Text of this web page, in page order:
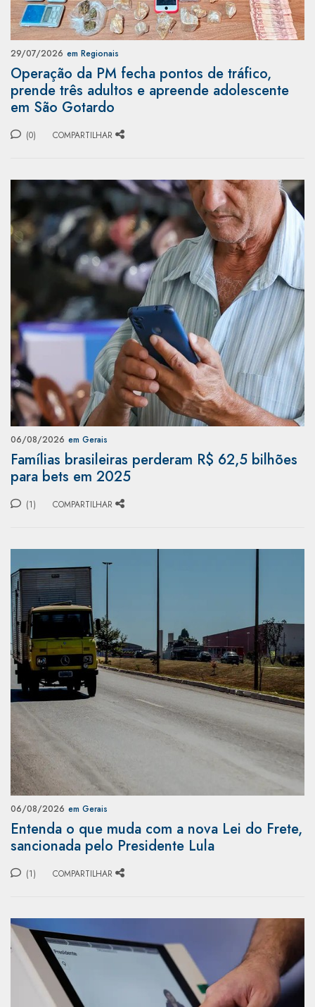
29/07/2026 em Regionais
Operação da PM fecha pontos de tráfico,
prende três adultos e apreende adolescente
em São Gotardo
(0) COMPARTILHAR
06/08/2026 em Gerais
Famílias brasileiras perderam R$ 62,5 bilhões
para bets em 2025
(1) COMPARTILHAR
06/08/2026 em Gerais
Entenda o que muda com a nova Lei do Frete,
sancionada pelo Presidente Lula
(1) COMPARTILHAR